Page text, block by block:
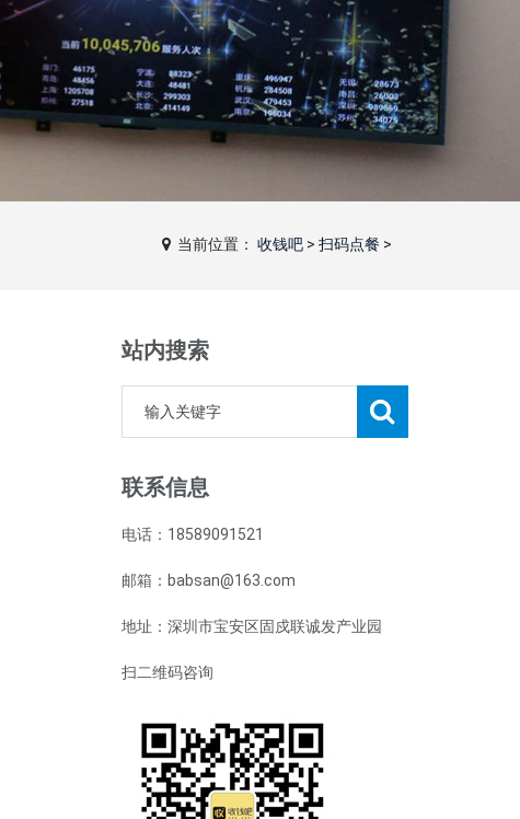
当前位置： 收钱吧 > 扫码点餐 >
站内搜索
联系信息
电话：18589091521
邮箱：babsan@163.com
地址：深圳市宝安区固戍联诚发产业园
扫二维码咨询